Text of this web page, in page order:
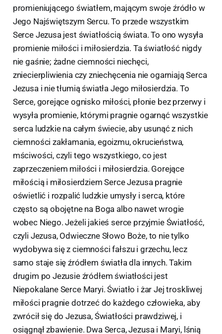
promieniującego światłem, mającym swoje źródło w
Jego Najświętszym Sercu. To przede wszystkim
Serce Jezusa jest światłością świata. To ono wysyła
promienie miłości i miłosierdzia. Ta światłość nigdy
nie gaśnie; żadne ciemności niechęci,
zniecierpliwienia czy zniechęcenia nie ogarniają Serca
Jezusa i nie tłumią światła Jego miłosierdzia. To
Serce, gorejące ognisko miłości, płonie bez przerwy i
wysyła promienie, którymi pragnie ogarnąć wszystkie
serca ludzkie na całym świecie, aby usunąć z nich
ciemności zakłamania, egoizmu, okrucieństwa,
mściwości, czyli tego wszystkiego, co jest
zaprzeczeniem miłości i miłosierdzia. Gorejące
miłością i miłosierdziem Serce Jezusa pragnie
oświetlić i rozpalić ludzkie umysły i serca, które
często są obojętne na Boga albo nawet wrogie
wobec Niego. Jeżeli jakieś serce przyjmie Światłość,
czyli Jezusa, Odwieczne Słowo Boże, to nie tylko
wydobywa się z ciemności fałszu i grzechu, lecz
samo staje się źródłem światła dla innych. Takim
drugim po Jezusie źródłem światłości jest
Niepokalane Serce Maryi. Światło i żar Jej troskliwej
miłości pragnie dotrzeć do każdego człowieka, aby
zwrócił się do Jezusa, Światłości prawdziwej, i
osiągnął zbawienie. Dwa Serca, Jezusa i Maryi, lśnią